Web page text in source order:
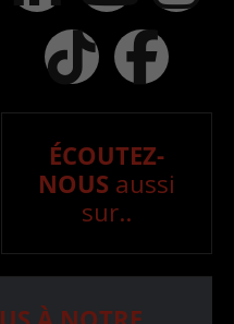
ÉCOUTEZ-
NOUS aussi
sur..